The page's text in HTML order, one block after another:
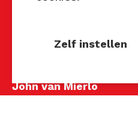
John van Mierlo
Zelf instellen